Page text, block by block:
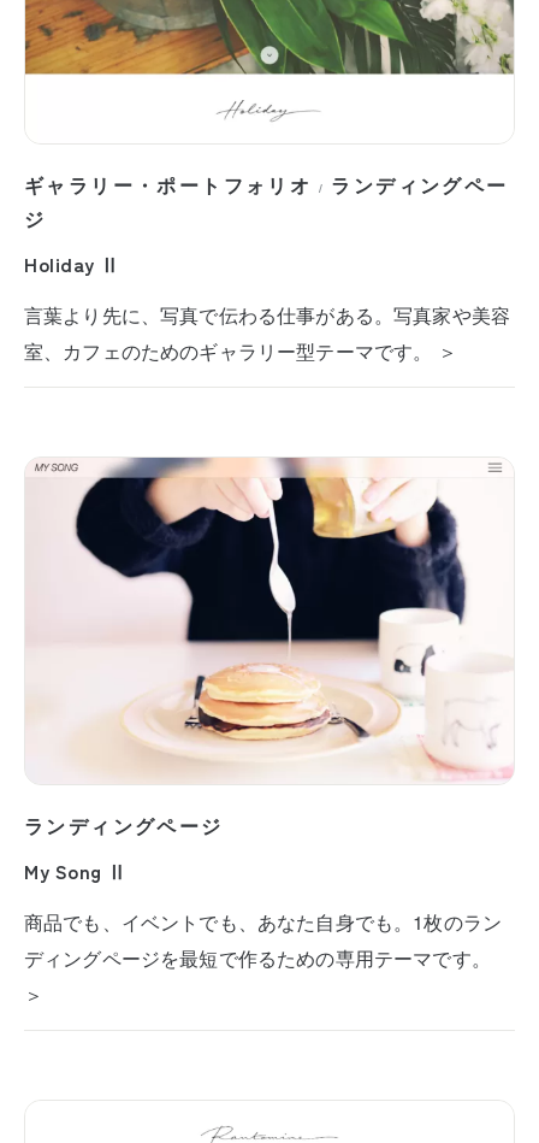
ギャラリー・ポートフォリオ / ランディングペー
ジ
Holiday Ⅱ
言葉より先に、写真で伝わる仕事がある。写真家や美容
室、カフェのためのギャラリー型テーマです。 ＞
ランディングページ
My Song Ⅱ
商品でも、イベントでも、あなた自身でも。1枚のラン
ディングページを最短で作るための専用テーマです。
＞